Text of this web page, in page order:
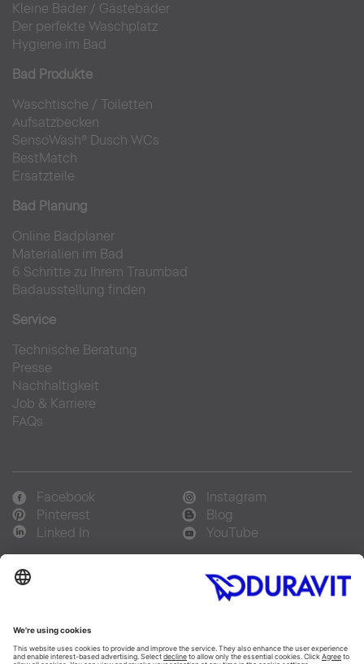
Kleine Bäder / Gästebäder
Der perfekte Waschplatz
Hygiene im Bad
Bad Produkte
Waschtische / Toiletten
Aufsatzbecken
SensoWash® Dusch WCs
BestMatch
Ersatzteile
Bad Planung
Online Badplaner
Materialien im Bad
6 Schritte zu Ihrem Traumbad
Badausstellung finden
Service
Technische Beratung
Presse
Nachhaltigkeit
Job & Karriere
FAQs
Facebook
Instagram
Pinterest
Blog
Linked In
YouTube
Français
Italiano